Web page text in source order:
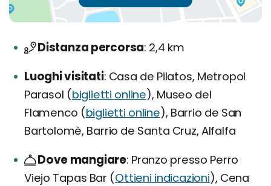
Distanza percorsa 2,4 km
Luoghi visitati Casa de Pilatos, Metropol
Parasol (biglietti online), Museo del
Flamenco (biglietti online), Barrio de San
Bartolomè, Barrio de Santa Cruz, Alfalfa
Dove mangiare Pranzo presso Perro
Viejo Tapas Bar (Ottieni indicazioni), Cena